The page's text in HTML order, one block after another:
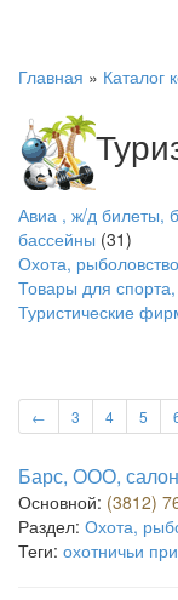
Главная » Каталог
Авиа , ж/д билеты,
бассейны (31)
Охота, рыболовство
Товары для
Туристические
← 3 4 5
Барс, ООО,
Основной: (3812)
Раздел: Охота,
Теги: охотничьи